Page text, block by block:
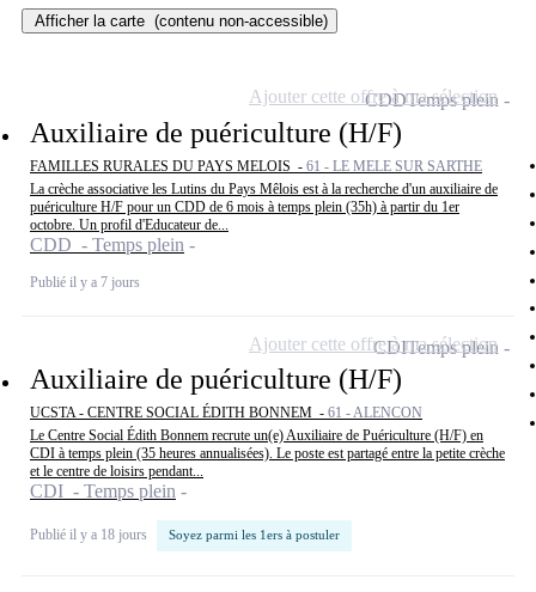
Afficher la carte (contenu non-accessible)
Auxiliaire de puériculture (H/F)
FAMILLES RURALES DU PAYS MELOIS - 61 - LE MELE SUR SARTHE
La crèche associative les Lutins du Pays Mêlois est à la recherche d'un auxiliaire de
puériculture H/F pour un CDD de 6 mois à temps plein (35h) à partir du 1er
octobre. Un profil d'Educateur de...
CDD - Temps plein
Publié il y a 7 jours
CDDTemps plein
Ajouter cette offre à ma sélection
Auxiliaire de puériculture (H/F)
UCSTA - CENTRE SOCIAL ÉDITH BONNEM - 61 - ALENCON
Le Centre Social Édith Bonnem recrute un(e) Auxiliaire de Puériculture (H/F) en
CDI à temps plein (35 heures annualisées). Le poste est partagé entre la petite crèche
et le centre de loisirs pendant...
CDI - Temps plein
Publié il y a 18 jours Soyez parmi les 1ers à postuler
CDITemps plein
Ajouter cette offre à ma sélection